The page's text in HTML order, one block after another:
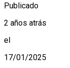
Publicado
2 años atrás
el
17/01/2025